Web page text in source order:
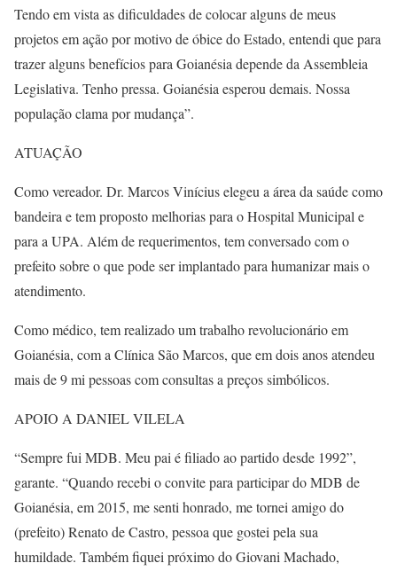
Tendo em vista as dificuldades de colocar alguns de meus
projetos em ação por motivo de óbice do Estado, entendi que para
trazer alguns benefícios para Goianésia depende da Assembleia
Legislativa. Tenho pressa. Goianésia esperou demais. Nossa
população clama por mudança”.
ATUAÇÃO
Como vereador. Dr. Marcos Vinícius elegeu a área da saúde como
bandeira e tem proposto melhorias para o Hospital Municipal e
para a UPA. Além de requerimentos, tem conversado com o
prefeito sobre o que pode ser implantado para humanizar mais o
atendimento.
Como médico, tem realizado um trabalho revolucionário em
Goianésia, com a Clínica São Marcos, que em dois anos atendeu
mais de 9 mi pessoas com consultas a preços simbólicos.
APOIO A DANIEL VILELA
“Sempre fui MDB. Meu pai é filiado ao partido desde 1992”,
garante. “Quando recebi o convite para participar do MDB de
Goianésia, em 2015, me senti honrado, me tornei amigo do
(prefeito) Renato de Castro, pessoa que gostei pela sua
humildade. Também fiquei próximo do Giovani Machado,